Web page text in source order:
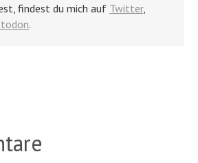
findest du mich auf Twitter,
.